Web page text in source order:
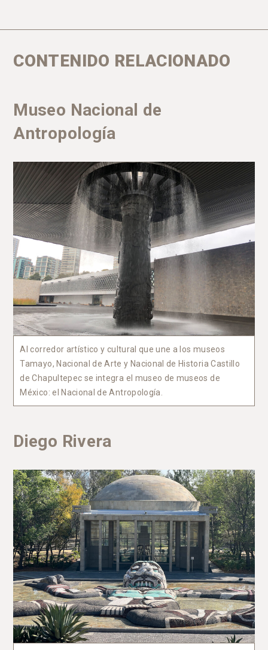
CONTENIDO RELACIONADO
Museo Nacional de
Antropología
Al corredor artístico y cultural que une a los museos
Tamayo, Nacional de Arte y Nacional de Historia Castillo
de Chapultepec se integra el museo de museos de
México: el Nacional de Antropología.
Diego Rivera